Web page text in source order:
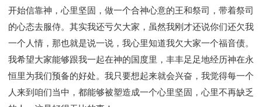
开始信靠神，心里坚固，做一个合神心意的王和祭司，带着祭司
的心态去服侍。其实我还亏欠大家，虽然我刚才还说你们还欠我
一个人情，那也就是说一说，我心里知道我欠大家一个福音债。
我希望大家能够跟我一起在神的国度里，丰丰足足地经历神在永
恒里为我们预备的好处。我只要想起来就会兴奋，我觉得每一个
人来到咱们当中，都能够被塑造成一个心里坚固，心里不再缺乏